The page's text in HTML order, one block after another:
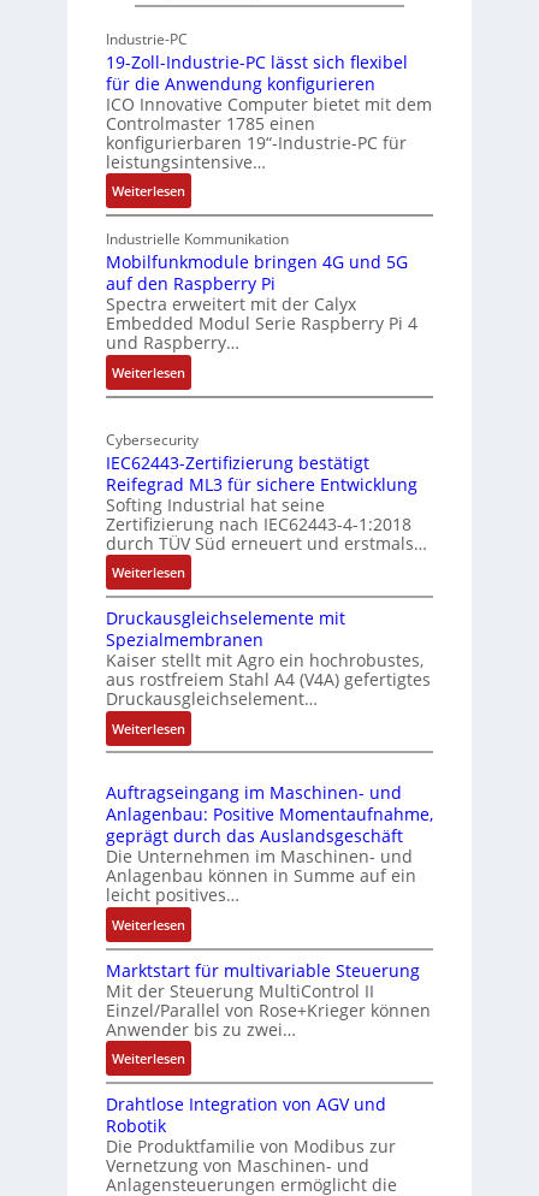
t
e
k
t
u
s
i
c
a
I
a
n
d
E
g
e
Industrie-PC
19-Zoll-Industrie-PC lässt sich flexibel
für die Anwendung konfigurieren
ICO Innovative Computer bietet mit dem
Controlmaster 1785 einen
konfigurierbaren 19“-Industrie-PC für
leistungsintensive…
Weiterlesen:
1
9
-
Z
o
l
l
-
I
d
u
t
r
i
e
-
P
C
l
ä
s
s
s
i
c
h
f
l
e
x
i
b
e
l
f
ü
r
i
e
Industrielle Kommunikation
Mobilfunkmodule bringen 4G und 5G
auf den Raspberry Pi
Spectra erweitert mit der Calyx
Embedded Modul Serie Raspberry Pi 4
und Raspberry…
Weiterlesen:
M
b
i
f
u
n
k
m
o
d
u
l
e
b
i
e
n
4
G
u
n
d
5
G
a
u
f
e
n
Cybersecurity
IEC62443-Zertifizierung bestätigt
Reifegrad ML3 für sichere Entwicklung
Softing Industrial hat seine
Zertifizierung nach IEC62443-4-1:2018
durch TÜV Süd erneuert und erstmals…
Weiterlesen:
I
E
C
6
2
4
4
3
Z
e
r
t
i
i
e
r
n
g
e
s
t
Druckausgleichselemente mit
Spezialmembranen
Kaiser stellt mit Agro ein hochrobustes,
aus rostfreiem Stahl A4 (V4A) gefertigtes
Druckausgleichselement…
Weiterlesen:
D
u
c
k
a
u
s
g
l
e
i
c
h
s
e
m
e
Auftragseingang im Maschinen- und
Anlagenbau: Positive Momentaufnahme,
geprägt durch das Auslandsgeschäft
Die Unternehmen im Maschinen- und
Anlagenbau können in Summe auf ein
leicht positives…
Weiterlesen:
A
u
f
t
r
a
g
s
i
n
Marktstart für multivariable Steuerung
Mit der Steuerung MultiControl II
Einzel/Parallel von Rose+Krieger können
Anwender bis zu zwei…
Weiterlesen:
M
a
k
t
Drahtlose Integration von AGV und
Robotik
Die Produktfamilie von Modibus zur
Vernetzung von Maschinen- und
Anlagensteuerungen ermöglicht die